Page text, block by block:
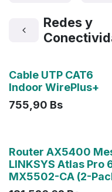
Redes y
Cable UTP CAT6
Indoor WirePlus+
755,90 Bs
Agotado
Router AX5400
LINKSYS Atlas Pro
MX5502-CA (2-